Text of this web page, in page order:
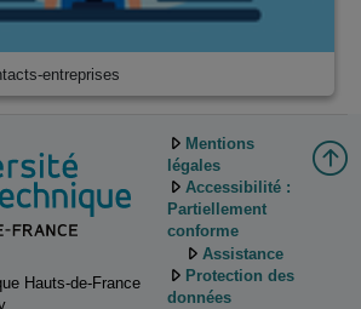
entreprises
Hauts-de-France
Mentions
légales
Accessibilité :
Partiellement
conforme
Assistance
Protection des
données